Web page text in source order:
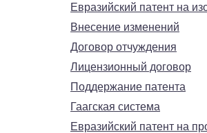
Евразийский патент на
Внесение изменений
Договор отчуждения
Лицензионный договор
Поддержание патента
Гаагская система
Евразийский патент на